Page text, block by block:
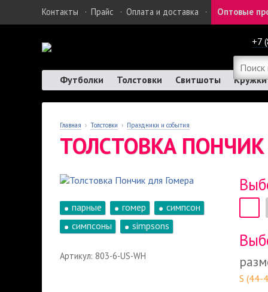
Контакты · Прайс · Оплата и доставка · Оптовые
+7
Футболки Толстовки Свитшоты Кружки
Главная › Толстовки › Праздники и события
ТОЛСТОВКА
парные гомер
симпсон
симпсоны
simpsons
Артикул: 803-6-US-WH
S (44-